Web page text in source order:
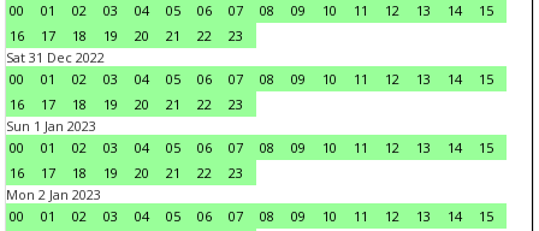
00
01 02 03 04 05 06 07 08 09 10 11 12 13 14
15
16
17 18 19 20 21 22
23
Sat 31 Dec 2022
00
01 02 03 04 05 06 07 08 09 10 11 12 13 14
15
16
17 18 19 20 21 22
23
Sun 1 Jan 2023
00
01 02 03 04 05 06 07 08 09 10 11 12 13 14
15
16
17 18 19 20 21 22
23
Mon 2 Jan 2023
00
01 02 03 04 05 06 07 08 09 10 11 12 13 14
15